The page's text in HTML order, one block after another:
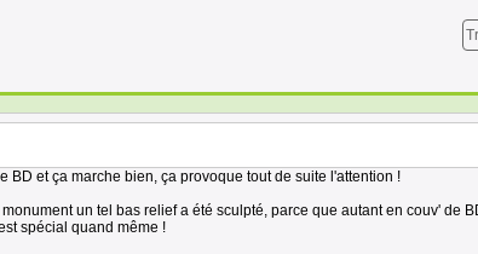
BD et ça marche bien, ça provoque tout de suite l'attention !
un tel bas relief a été sculpté, parce que autant en couv' de
spécial quand même !